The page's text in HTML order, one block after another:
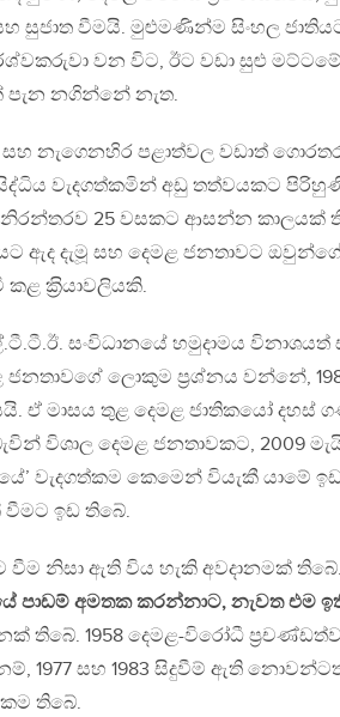
සුජාත වීමයි. මුළුමණින්ම සිංහල
වන විට, ඊට වඩා සුළු
පැන නගින්නේ නැත.
නැගෙනහිර පළාත්වල වඩාත්
වැදගත්කමින් අඩු තත්වයකට
නිරන්තරව 25 වසකට ආසන්න කාලයක්
ඇද දැමූ සහ දෙමළ ජනතාවට
ක‍්‍රියාවලියකි.
සංවිධානයේ හමුදාමය
ජනතාවගේ ලොකුම ප‍්‍රශ්නය වන්නේ,
ඒ මාසය තුළ දෙමළ ජාතිකයෝ
විශාල දෙමළ ජනතාවකට, 2009
වැදගත්කම කෙමෙන් වියැකී යාමේ
ඉඩ තිබේ.
වීම නිසා ඇති විය හැකි අවදානමක්
පාඩම් අමතක කරන්නාට, නැවත එම
තිබේ. 1958 දෙමළ-විරෝධී
1977 සහ 1983 සිදුවීම් ඇති
තිබේ.